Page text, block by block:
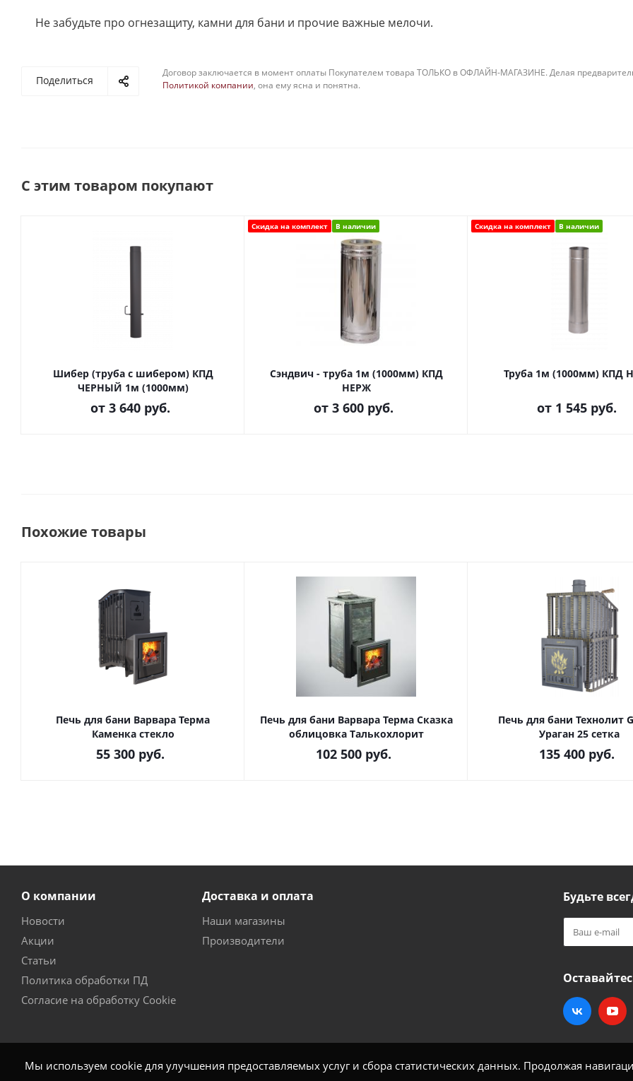
Мы используем cookie для улучшения предоставляемых услуг и сбора статистических данных. Продолжая
Не забудьте про огнезащиту, камни для бани и прочие важные мелочи.
Поделиться
Договор заключается в момент оплаты Покупателем товара ТОЛЬКО в ОФЛАЙН-МАГАЗИНЕ. Делая
Политикой компании, она ему ясна и понятна.
С этим товаром покупают
Шибер (труба с шибером) КПД
ЧЕРНЫЙ 1м (1000мм)
от 3 640 руб.
Скидка на комплект В наличии
Сэндвич - труба 1м (1000мм) КПД
НЕРЖ
от 3 600 руб.
Скидка на комплект В наличии
Труба 1м (1000мм) КПД
от 1 545 руб.
Похожие товары
Печь для бани Варвара Терма
Каменка стекло
55 300 руб.
Печь для бани Варвара Терма Сказка
облицовка Талькохлорит
102 500 руб.
Печь для бани Технолит
Ураган 25 сетка
135 400 руб.
О компании
Новости
Акции
Статьи
Политика обработки ПД
Согласие на обработку Cookie
Доставка и оплата
Наши магазины
Производители
Будьте